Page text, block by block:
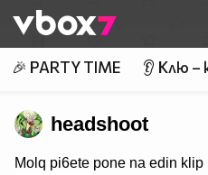
👾
🎉 PARTY TIME 👂 Клю –
headshoot
Molq pi6ete pone na edin